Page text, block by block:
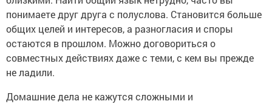
понимаете друг друга с полуслова. Становится больше
общих целей и интересов, а разногласия и споры
остаются в прошлом. Можно договориться о
совместных действиях даже с теми, с кем вы прежде
не ладили.
Домашние дела не кажутся сложными и